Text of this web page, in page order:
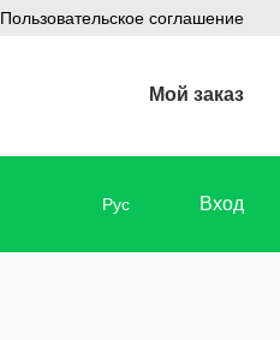
Пользовательское соглашение
Мой заказ
Рус Вход